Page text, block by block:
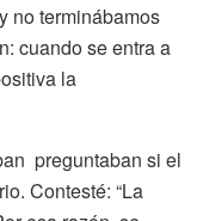
no terminábamos
cuando se entra a
la
preguntaban si el
Contesté: “La